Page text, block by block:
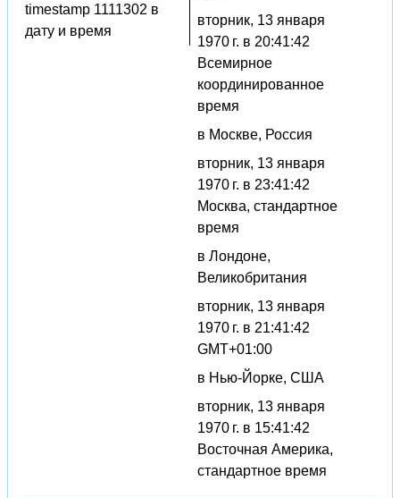
timestamp 1111302 в
дату и время
вторник, 13 января
1970 г. в 20:41:42
Всемирное
координированное
время
в Москве, Россия
вторник, 13 января
1970 г. в 23:41:42
Москва, стандартное
время
в Лондоне,
Великобритания
вторник, 13 января
1970 г. в 21:41:42
GMT+01:00
в Нью-Йорке, США
вторник, 13 января
1970 г. в 15:41:42
Восточная Америка,
стандартное время